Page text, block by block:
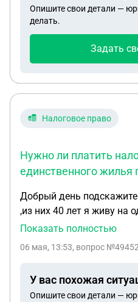
Опишите свои детали —
делать.
Задать
Налоговое право
Нужно ли платить
единственного жилья
Добрый день
,из них 40 лет я живу на
прописана в ней но
платить налог?это мое
Показать полностью
06 мая, 13:53, вопрос
У вас похожая
Опишите свои детали —